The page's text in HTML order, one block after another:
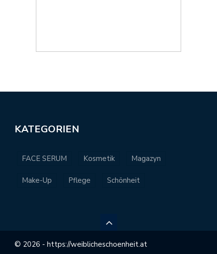
KATEGORIEN
FACE SERUM Kosmetik Magazyn
Make-Up Pflege Schönheit
© 2026 - https://weiblicheschoenheit.at